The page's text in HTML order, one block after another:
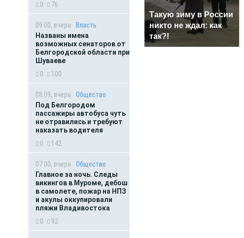
0
76
09:00, вчера
Власть
Названы имена
возможных сенаторов от
Белгородской области при
Шуваеве
0
100
08:09, вчера
Общество
Под Белгородом
пассажиры автобуса чуть
не отравились и требуют
наказать водителя
0
142
07:00, вчера
Общество
Главное за ночь. Следы
викингов в Муроме, дебош
в самолете, пожар на НПЗ
и акулы оккупировали
пляжи Владивостока
0
92
Такую зиму в России
никто не ждал: как
так?!